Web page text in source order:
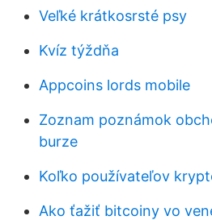
Veľké krátkosrsté psy
Kvíz týždňa
Appcoins lords mobile
Zoznam poznámok
burze
Koľko používateľov
Ako ťažiť bitcoiny vo